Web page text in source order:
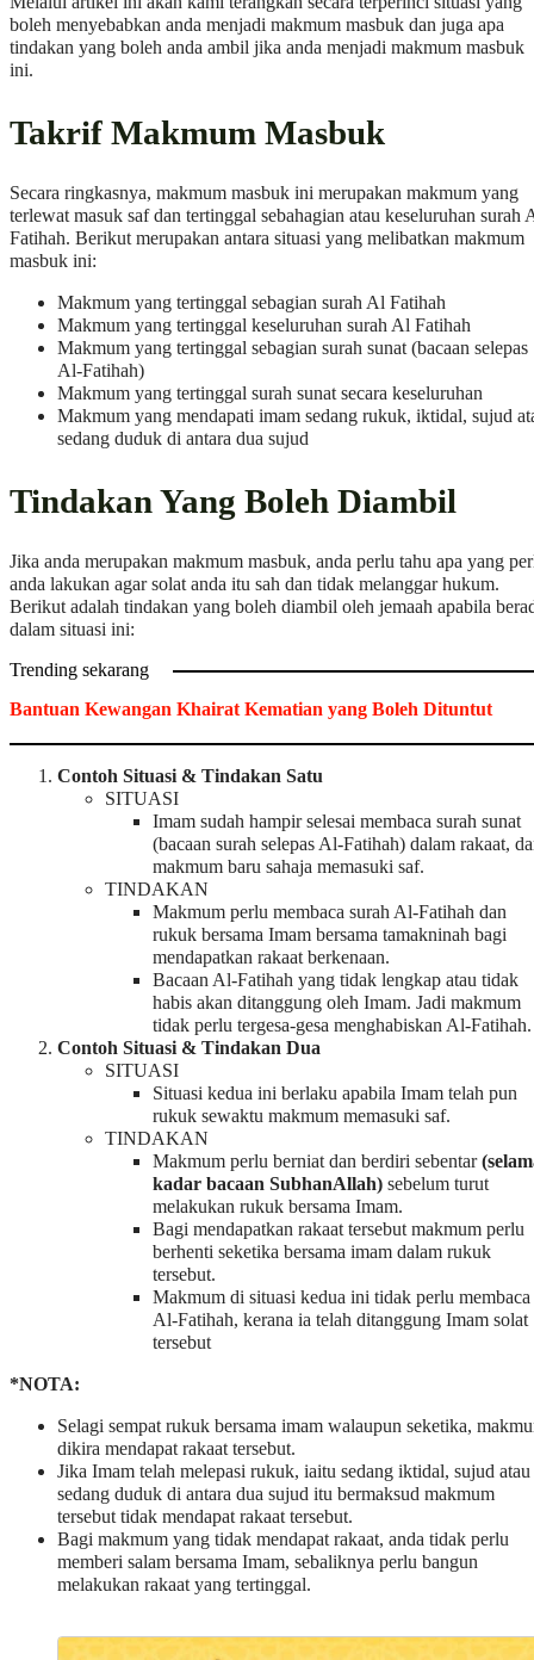
boleh menyebabkan anda menjadi makmum masbuk dan juga apa
tindakan yang boleh anda ambil jika anda menjadi makmum masbuk
ini.
Takrif Makmum Masbuk
Secara ringkasnya, makmum masbuk ini merupakan makmum yang
terlewat masuk saf dan tertinggal sebahagian atau keseluruhan surah
Fatihah. Berikut merupakan antara situasi yang melibatkan makmum
masbuk ini:
Makmum yang tertinggal sebagian surah Al Fatihah
Makmum yang tertinggal keseluruhan surah Al Fatihah
Makmum yang tertinggal sebagian surah sunat (bacaan selepas
Al-Fatihah)
Makmum yang tertinggal surah sunat secara keseluruhan
Makmum yang mendapati imam sedang rukuk, iktidal, sujud
sedang duduk di antara dua sujud
Tindakan Yang Boleh Diambil
Jika anda merupakan makmum masbuk, anda perlu tahu apa yang
anda lakukan agar solat anda itu sah dan tidak melanggar hukum.
Berikut adalah tindakan yang boleh diambil oleh jemaah apabila
dalam situasi ini:
Trending sekarang
Bantuan Kewangan Khairat Kematian yang Boleh Dituntut
Contoh Situasi & Tindakan Satu
SITUASI
Imam sudah hampir selesai membaca surah sunat
(bacaan surah selepas Al-Fatihah) dalam rakaat,
makmum baru sahaja memasuki saf.
TINDAKAN
Makmum perlu membaca surah Al-Fatihah dan
rukuk bersama Imam bersama tamakninah bagi
mendapatkan rakaat berkenaan.
Bacaan Al-Fatihah yang tidak lengkap atau tidak
habis akan ditanggung oleh Imam. Jadi makmum
tidak perlu tergesa-gesa menghabiskan Al-Fatihah.
Contoh Situasi & Tindakan Dua
SITUASI
Situasi kedua ini berlaku apabila Imam telah pun
rukuk sewaktu makmum memasuki saf.
TINDAKAN
Makmum perlu berniat dan berdiri sebentar
kadar bacaan SubhanAllah) sebelum turut
melakukan rukuk bersama Imam.
Bagi mendapatkan rakaat tersebut makmum perlu
berhenti seketika bersama imam dalam rukuk
tersebut.
Makmum di situasi kedua ini tidak perlu membaca
Al-Fatihah, kerana ia telah ditanggung Imam solat
tersebut
*NOTA:
Selagi sempat rukuk bersama imam walaupun seketika,
dikira mendapat rakaat tersebut.
Jika Imam telah melepasi rukuk, iaitu sedang iktidal, sujud atau
sedang duduk di antara dua sujud itu bermaksud makmum
tersebut tidak mendapat rakaat tersebut.
Bagi makmum yang tidak mendapat rakaat, anda tidak perlu
memberi salam bersama Imam, sebaliknya perlu bangun
melakukan rakaat yang tertinggal.